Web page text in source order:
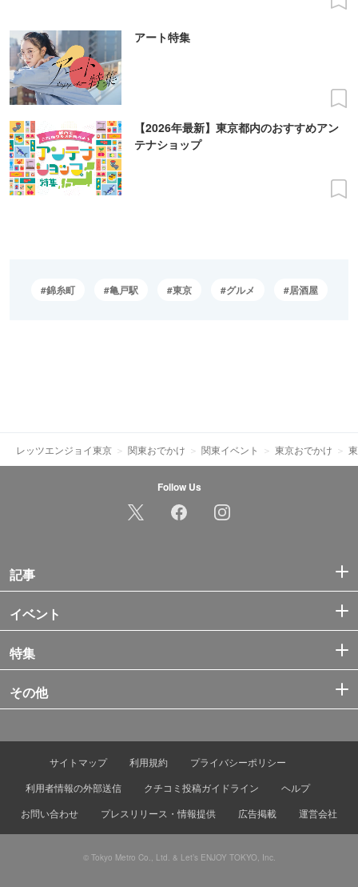
アート特集
【2026年最新】東京都内のおすすめアン
テナショップ
錦糸町 亀戸駅 東京 グルメ 居酒屋
レッツエンジョイ東京 関東おでかけ 関東イベント 東京おでかけ
Follow Us
記事
イベント
特集
その他
サイトマップ 利用規約
プライバシーポリシー
利用者情報の外部送信
クチコミ投稿ガイドライン
ヘルプ
お問い合わせ
プレスリリース・情報提供 広告掲載 運営会社
© Tokyo Metro Co., Ltd. & Let’s ENJOY TOKYO, Inc.